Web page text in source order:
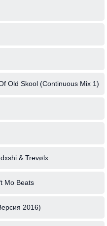
Old Skool (Continuous Mix 1)
& Trevølx
Mo Beats
2016)